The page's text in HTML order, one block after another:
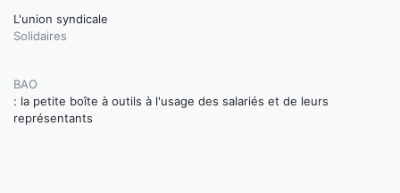
L'union syndicale
Solidaires
BAO
: la petite boîte à outils à l'usage des salariés et de leurs
représentants